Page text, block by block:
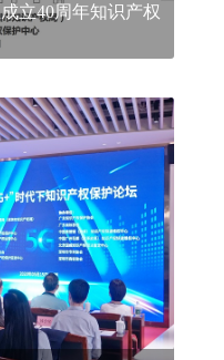
立40周年知识产权